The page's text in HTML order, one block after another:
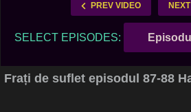
PREV VIDEO
SELECT EPISODES:
Frați de suflet episodul 87-88